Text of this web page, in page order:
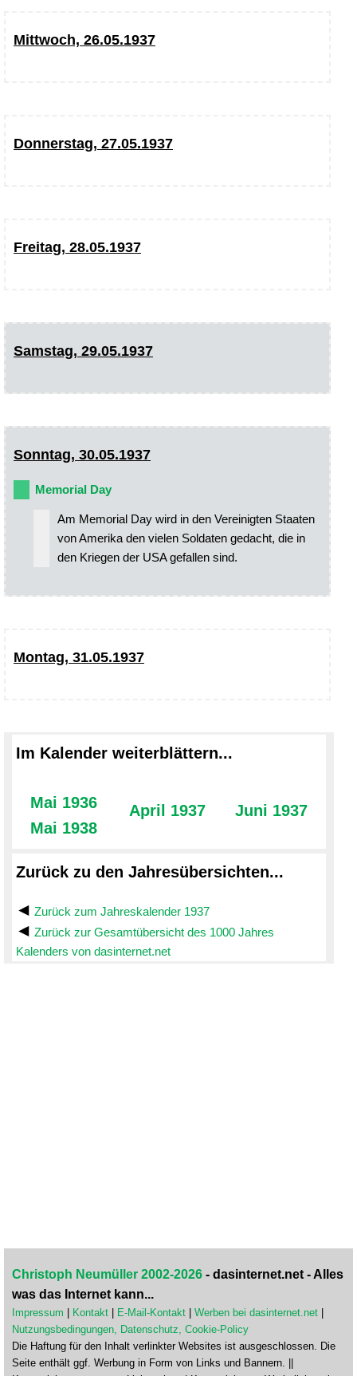
Mittwoch, 26.05.1937
Donnerstag, 27.05.1937
Freitag, 28.05.1937
Samstag, 29.05.1937
Sonntag, 30.05.1937
Memorial Day
Am Memorial Day wird in den Vereinigten Staaten
von Amerika den vielen Soldaten gedacht, die in
den Kriegen der USA gefallen sind.
Montag, 31.05.1937
Im Kalender weiterblättern...
Mai 1936
Mai 1938
April 1937 Juni 1937
Zurück zu den Jahresübersichten...
Zurück zum Jahreskalender 1937
Zurück zur Gesamtübersicht des 1000 Jahres
Kalenders von dasinternet.net
Christoph Neumüller 2002-2026 - dasinternet.net - Alles
was das Internet kann...
Impressum Kontakt E-Mail-Kontakt Werben bei dasinternet.net
Nutzungsbedingungen, Datenschutz, Cookie-Policy
Die Haftung für den Inhalt verlinkter Websites ist ausgeschlossen. Die
Seite enthält ggf. Werbung in Form von Links und Bannern. ||